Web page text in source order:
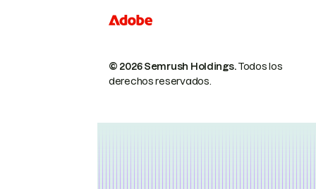
© 2026 Semrush Holdings.Todos los
derechos reservados.